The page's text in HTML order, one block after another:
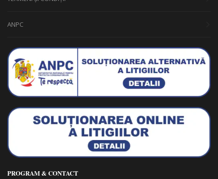
ANPC
PROGRAM & CONTACT